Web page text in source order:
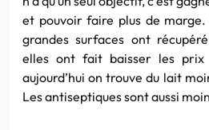
et pouvoir faire plus de
grandes surfaces ont
elles ont fait baisser les prix
aujourd’hui on trouve du lait
Les antiseptiques sont aussi